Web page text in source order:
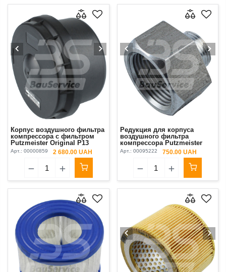
Корпус воздушного фильтра
компрессора с фильтром
Putzmeister Original P13
Арт.: 00000859 2 680.00 UAH
Редукция для корпуса
воздушного фильтра
компрессора Putzmeister
P13
Арт.: 00095222 750.00 UAH